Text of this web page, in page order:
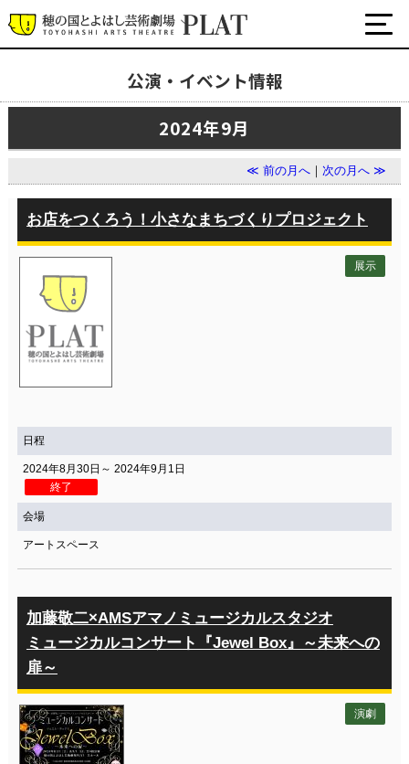
公式SNS
アクセシビリティ/
サービス
会員制度のご案内
座席表
プラットニュース
交通アクセス お問合せ
公演・イベント情報
2024年9月
≪ 前の月へ ｜ 次の月へ ≫
お店をつくろう！小さなまちづくりプロジェクト
展示
日程
2024年8月30日～ 2024年9月1日
終了
会場
アートスペース
加藤敬二×AMSアマノミュージカルスタジオ
ミュージカルコンサート『Jewel Box』～未来への
扉～
演劇
最新の公演・イベント情報
演劇・ダンス・音楽など
イベント
チケット・座席表・鑑賞サポートなど
施設の利用について